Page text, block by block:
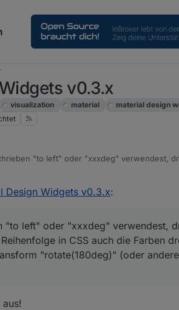
v0.3.x
visualization material material design
"to left" oder "xxxdeg" verwendest,
bei Transform "rotate(180deg)" (oder
Design Widgets v0.3.x:
"to left" oder "xxxdeg" verwendest,
in CSS auch die Farben
"rotate(180deg)" (oder